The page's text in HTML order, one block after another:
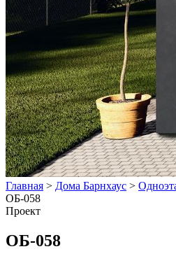
Главная > Дома Барнхаус >
ОБ-058
Проект
ОБ-058